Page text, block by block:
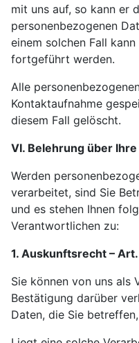
mit uns auf, so kann er
personenbezogenen
einem solchen Fall
fortgeführt werden.
Alle
Kontaktaufnahme
diesem Fall gelöscht.
VI. Belehrung über
Werden
verarbeitet, sind Sie
und es stehen Ihnen
Verantwortlichen zu:
1. Auskunftsrecht – Art.
Sie können von uns als
Bestätigung darüber
Daten, die Sie